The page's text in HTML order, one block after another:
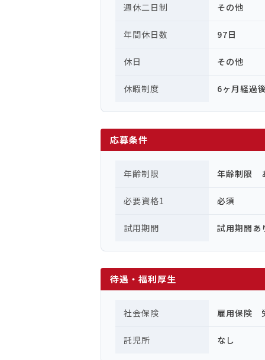
週休二日制 その他
年間休日数 97日
休日 その他
休暇制度 6ヶ月経過
応募条件
年齢制限 年齢制限
必要資格1 必須
試用期間 試用期間あ
待遇・福利厚生
社会保険 雇用保険
託児所 なし